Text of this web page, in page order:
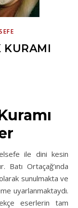
KURAMI
ile dini kesin
Batı Ortaçağ’ında
sunulmakta ve
uyarlanmaktaydı.
eserlerin tam